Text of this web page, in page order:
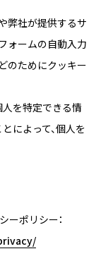
弊社が提供するサ
ォームの自動入力
のためにクッキー
を特定できる情
によって、個人を
ーポリシー：